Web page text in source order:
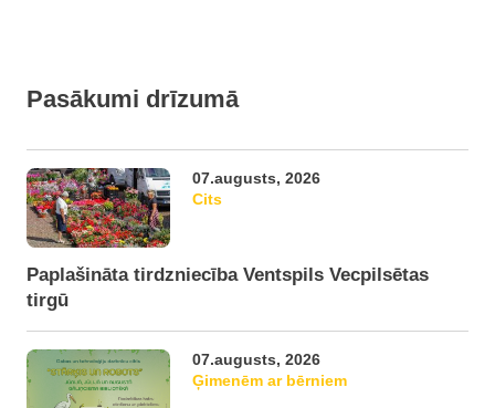
Pasākumi drīzumā
07.augusts, 2026
Cits
Paplašināta tirdzniecība Ventspils Vecpilsētas
tirgū
07.augusts, 2026
Ģimenēm ar bērniem